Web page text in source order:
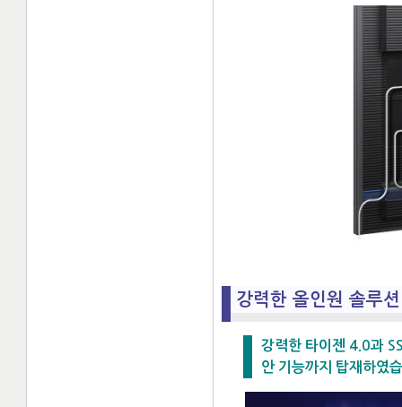
강력한 올인원 솔루션
강력한 타이젠 4.0과
안 기능까지 탑재하였